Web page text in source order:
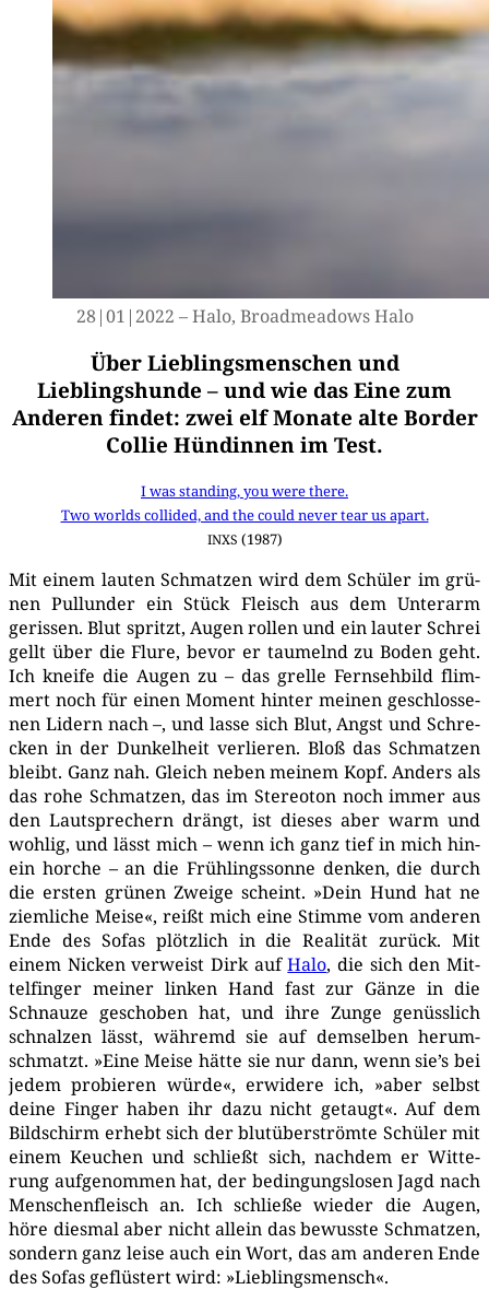
28|01|2022 – Halo, Broad­me­a­dows Halo
Über Lieblingsmenschen und
Lieblingshunde – und wie das Eine zum
Anderen findet: zwei elf Monate alte Border
Collie Hündinnen im Test.
I was stan­ding, you were there.
Two worlds col­l­i­ded, and the could never tear us apart.
INXS (1987)
Mit einem lau­ten Schmat­zen wird dem Schü­ler im grü­
nen Pul­lun­der ein Stück Fleisch aus dem Unter­arm
geris­sen. Blut spritzt, Augen rol­len und ein lau­ter Schrei
gellt über die Flu­re, bevor er tau­melnd zu Boden geht.
Ich knei­fe die Augen zu – das grel­le Fern­seh­bild flim­
mert noch für einen Moment hin­ter mei­nen geschlos­se­
nen Lidern nach –, und las­se sich Blut, Angst und Schre­
cken in der Dun­kel­heit ver­lie­ren. Bloß das Schmat­zen
bleibt. Ganz nah. Gleich neben mei­nem Kopf. Anders als
das rohe Schmat­zen, das im Ste­reo­ton noch immer aus
den Laut­spre­chern drängt, ist die­ses aber warm und
woh­lig, und lässt mich – wenn ich ganz tief in mich hin­
ein hor­che – an die Früh­lings­son­ne den­ken, die durch
die ers­ten grü­nen Zwei­ge scheint. »Dein Hund hat ne
ziem­li­che Mei­se«, reißt mich eine Stim­me vom ande­ren
Ende des Sofas plötz­lich in die Rea­li­tät zurück. Mit
einem Nicken ver­weist Dirk aufHalo, die sich den Mit­
tel­fin­ger mei­ner lin­ken Hand fast zur Gän­ze in die
Schnau­ze gescho­ben hat, und ihre Zun­ge genüss­lich
schnal­zen lässt, wäh­remd sie auf dem­sel­ben her­um­
schmatzt. »Eine Mei­se hät­te sie nur dann, wenn sie’s bei
jedem pro­bie­ren wür­de«, erwi­de­re ich, »aber selbst
dei­ne Fin­ger haben ihr dazu nicht getaugt«. Auf dem
Bild­schirm erhebt sich der blut­über­ström­te Schü­ler mit
einem Keu­chen und schließt sich, nach­dem er Wit­te­
rung auf­ge­nom­men hat, der bedin­gungs­lo­sen Jagd nach
Men­schen­fleisch an. Ich schlie­ße wie­der die Augen,
höre dies­mal aber nicht allein das bewuss­te Schmat­zen,
son­dern ganz lei­se auch ein Wort, das am ande­ren Ende
des Sofas geflüs­tert wird: »Lieb­lings­mensch«.